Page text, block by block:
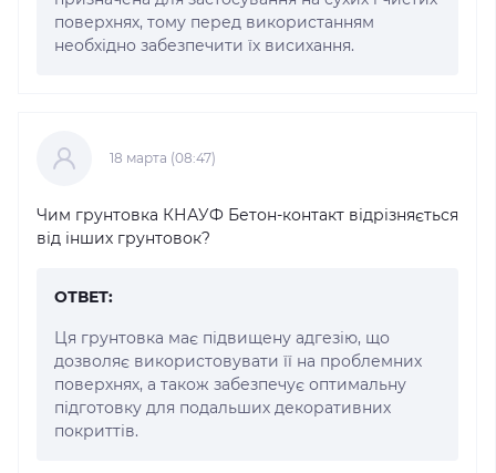
поверхнях, тому перед використанням
необхідно забезпечити їх висихання.
18 марта (08:47)
Чим грунтовка КНАУФ Бетон-контакт відрізняється
від інших грунтовок?
ОТВЕТ:
Ця грунтовка має підвищену адгезію, що
дозволяє використовувати її на проблемних
поверхнях, а також забезпечує оптимальну
підготовку для подальших декоративних
покриттів.